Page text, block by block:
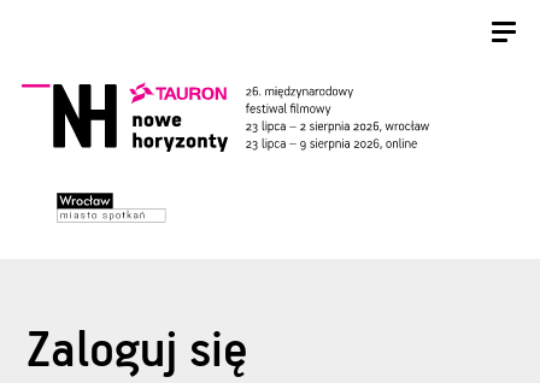
Zaloguj się